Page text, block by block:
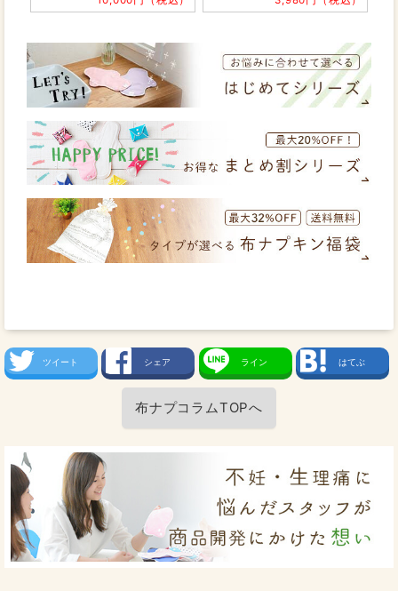
ツイート シェア ライン はてぶ
布ナプコラムTOPへ